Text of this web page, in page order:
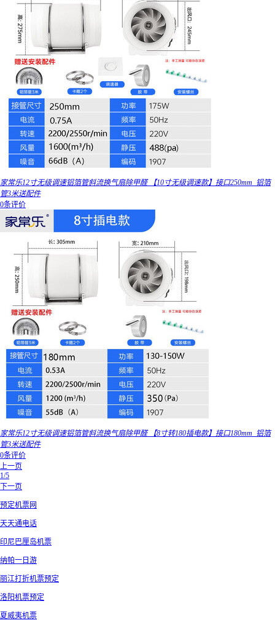
家常乐12寸无级调速铝箔管斜流换气扇除甲醛 【10寸无级调速款】接口250mm_铝箔
管3米送配件
0条评价
家常乐12寸无级调速铝箔管斜流换气扇除甲醛 【8寸转180插电款】接口180mm_铝箔
管3米送配件
0条评价
上一页
1/5
下一页
预定机票网
天天通电话
印尼巴厘岛机票
纳帕一日游
丽江打折机票预定
洛阳机票预定
夏威夷机票